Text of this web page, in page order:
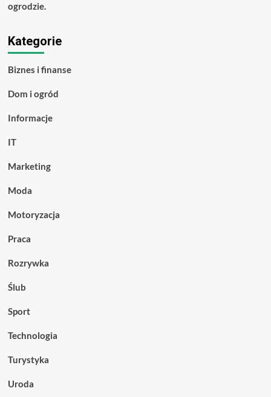
ogrodzie.
Kategorie
Biznes i finanse
Dom i ogród
Informacje
IT
Marketing
Moda
Motoryzacja
Praca
Rozrywka
Ślub
Sport
Technologia
Turystyka
Uroda